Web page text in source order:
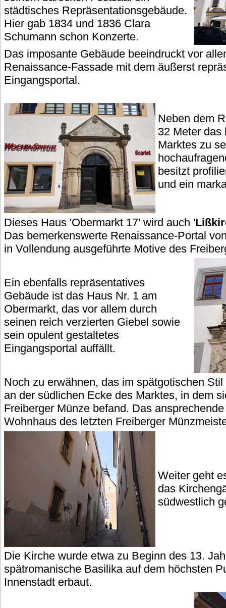
städtisches Repräsentationsgebäude.
Hier gab 1834 und 1836 Clara
Schumann schon Konzerte.
Das imposante Gebäude beeindruckt vor
Renaissance-Fassade mit dem äußerst
Eingangsportal.
Neben dem
32 Meter das
Marktes zu
besitzt
und ein
Dieses Haus 'Obermarkt 17' wird auch '
Das bemerkenswerte Renaissance-Portal
in Vollendung ausgeführte Motive des
Ein ebenfalls repräsentatives
Gebäude ist das Haus Nr. 1 am
Obermarkt, das vor allem durch
seinen reich verzierten Giebel sowie
sein opulent gestaltetes
Eingangsportal auffällt.
Noch zu erwähnen, das im spätgotischen
an der südlichen Ecke des Marktes, in dem
Freiberger Münze befand. Das
Wohnhaus des letzten Freiberger
Weiter geht
das
südwestlich
Die Kirche wurde etwa zu Beginn des 13.
spätromanische Basilika auf dem höchsten
Innenstadt erbaut.